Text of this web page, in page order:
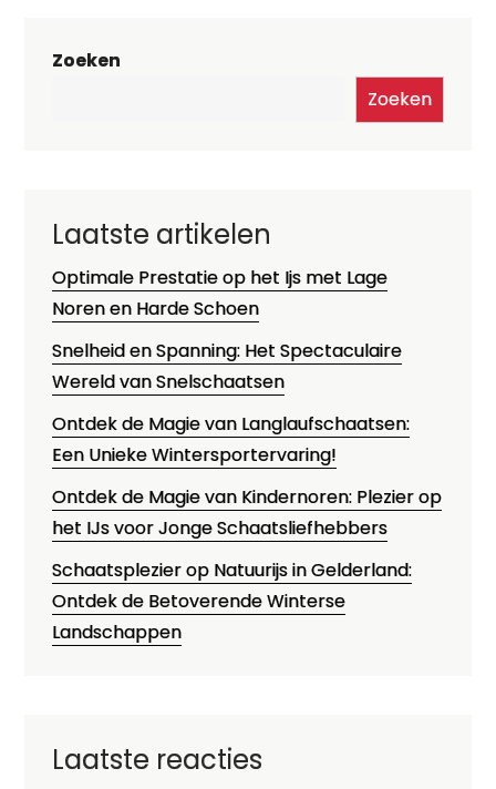
Zoeken
Zoeken
Laatste artikelen
Optimale Prestatie op het Ijs met Lage
Noren en Harde Schoen
Snelheid en Spanning: Het Spectaculaire
Wereld van Snelschaatsen
Ontdek de Magie van Langlaufschaatsen:
Een Unieke Wintersportervaring!
Ontdek de Magie van Kindernoren: Plezier op
het IJs voor Jonge Schaatsliefhebbers
Schaatsplezier op Natuurijs in Gelderland:
Ontdek de Betoverende Winterse
Landschappen
Laatste reacties